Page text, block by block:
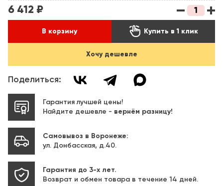
6 412 ₽
В корзину  Купить в 1 клик
Хочу дешевле
Поделиться:
Гарантия лучшей цены!
Найдите дешевле - вернём разницу!
Самовывоз в Воронеже:
ул. Донбасская, д.40.
Гарантия до 3-х лет.
Возврат и обмен товара в течение 14 дней.